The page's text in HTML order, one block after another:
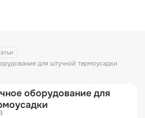
для штучной термоусадки
оборудование для